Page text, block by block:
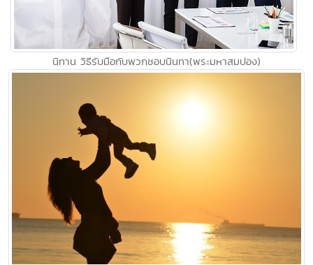
นิทาน วิธีรับมือกับพวกชอบนินทา(พระมหาสมปอง)